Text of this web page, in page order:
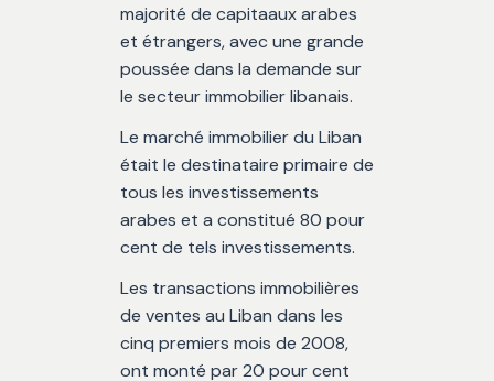
majorité de capitaaux arabes
et étrangers, avec une grande
poussée dans la demande sur
le secteur immobilier libanais.
Le marché immobilier du Liban
était le destinataire primaire de
tous les investissements
arabes et a constitué 80 pour
cent de tels investissements.
Les transactions immobilières
de ventes au Liban dans les
cinq premiers mois de 2008,
ont monté par 20 pour cent